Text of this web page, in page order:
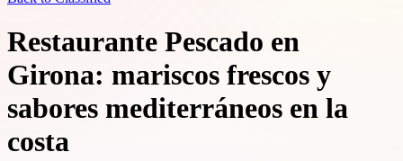
Restaurante Pescado en
Girona: mariscos frescos y
sabores mediterráneos en la
costa